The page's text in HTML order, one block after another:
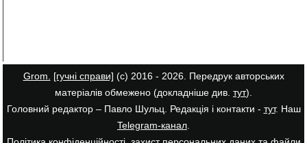
Grom. [гучні справи] (с) 2016 - 2026. Передрук авторських
матеріалів обмежено (докладніше див. тут).
Головний редактор – Павло Шульц. Редакція і контакти - тут. Наш
Telegram-канал.